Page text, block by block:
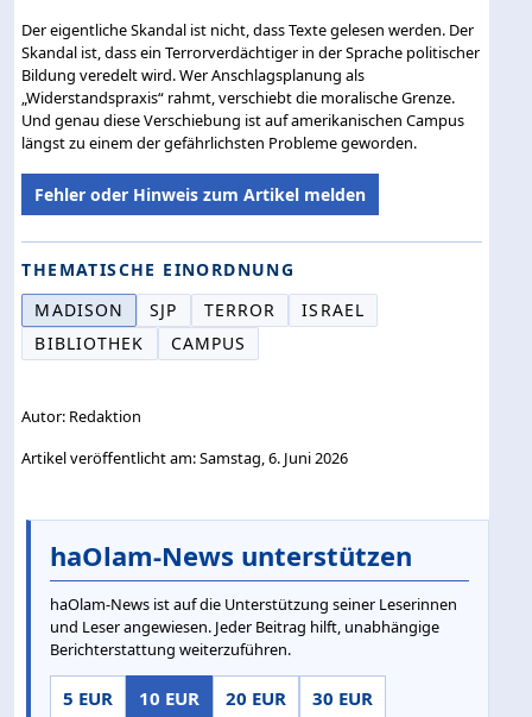
Der eigentliche Skandal ist nicht, dass Texte gelesen werden. Der
Skandal ist, dass ein Terrorverdächtiger in der Sprache politischer
Bildung veredelt wird. Wer Anschlagsplanung als
„Widerstandspraxis“ rahmt, verschiebt die moralische Grenze.
Und genau diese Verschiebung ist auf amerikanischen Campus
längst zu einem der gefährlichsten Probleme geworden.
Fehler oder Hinweis zum Artikel melden
THEMATISCHE EINORDNUNG
MADISON
SJP TERROR
ISRAEL
BIBLIOTHEK
CAMPUS
Autor: Redaktion
Artikel veröffentlicht am: Samstag, 6. Juni 2026
haOlam-News unterstützen
haOlam-News ist auf die Unterstützung seiner Leserinnen
und Leser angewiesen. Jeder Beitrag hilft, unabhängige
Berichterstattung weiterzuführen.
5 EUR 10 EUR 20 EUR 30 EUR